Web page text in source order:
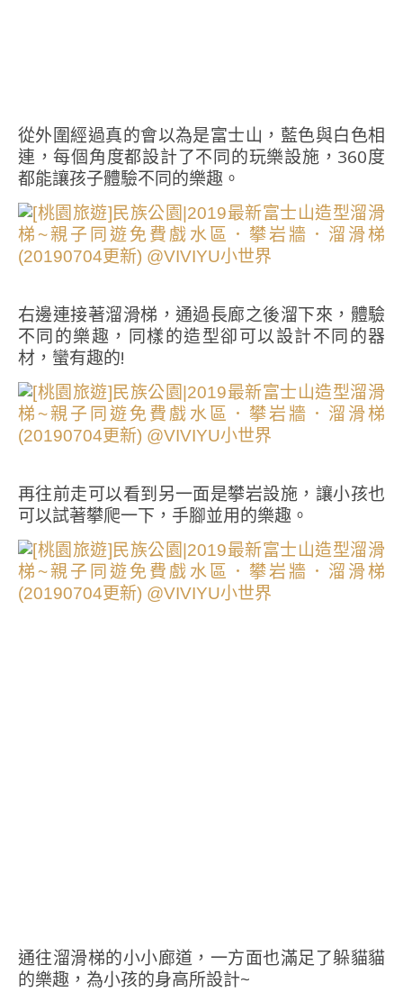
從外圍經過真的會以為是富士山，藍色與白色相
連，每個角度都設計了不同的玩樂設施，360度
都能讓孩子體驗不同的樂趣。
右邊連接著溜滑梯，通過長廊之後溜下來，體驗
不同的樂趣，同樣的造型卻可以設計不同的器
材，蠻有趣的!
再往前走可以看到另一面是攀岩設施，讓小孩也
可以試著攀爬一下，手腳並用的樂趣。
通往溜滑梯的小小廊道，一方面也滿足了躲貓貓
的樂趣，為小孩的身高所設計~